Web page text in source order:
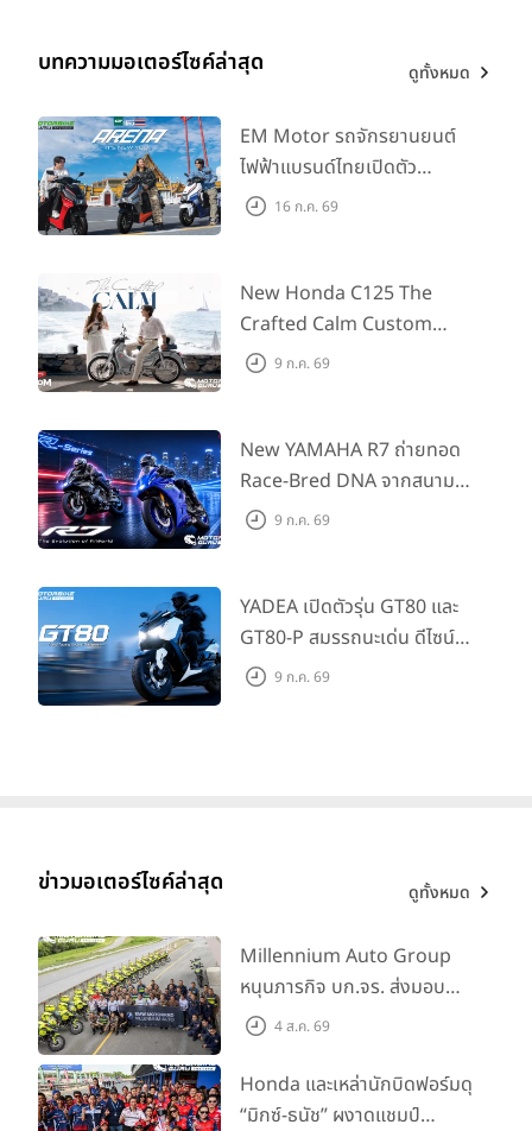
การแข่งขันเรซแรกในช่วงเช้าวันอาทิตย์ที่ 7 มิถุนายน เกมดำเนินไป
อย่างเข้มข้นโดย“มาร์วิน” ศรัณวัชร์ จิราวรรณรัตน์
เจ้าของตำแหน่งโพลโพสซิชั่นยังคงฟอร์มร้อนแรงต่อเนื่องคว้า
แชมป์ในเรซแรกไปครอง ตามมาด้วย
กล้าหมายเลข 13 และ“เปเปอร์” อนพัทย์ ดวงเจริญหมายเลข 14
ที่คว้าอันดับที่ 2 และ 3 ตามลำดับ
บทความมอเตอร์ไซค์ล่าสุด ดูทั้งหมด
EM Motor รถจักรยานยนต์
ไฟฟ้าแบรนด์ไทยเปิดตัว
ARENA ที่มาในราคาพิเศษ
555 คันแรกรับฟรี Adapter
Type2 ฟรี
16 ก.ค. 69
New Honda C125 The
Crafted Calm Custom
Edition ถ่ายทอดความคลาสสิ
House Flagship Store ทั่ว
ประเทศ
9 ก.ค. 69
New YAMAHA R7 ถ่ายทอด
Race-Bred DNA จากสนาม
แข่งสู่ซูเปอร์สปอร์ตคลาสกลาง
9 ก.ค. 69
YADEA เปิดตัวรุ่น GT80 และ
GT80-P สมรรถนะเด่น ดีไซน์หรู
ปลอดภัย ราคาเข้าถึงง่าย จด
9 ก.ค. 69
ข่าวมอเตอร์ไซค์ล่าสุด ดูทั้งหมด
Millennium Auto Group
หนุนภารกิจ บก.จร. ส่งมอบ
BMW R 1300 GS และ F 900
พร้อม ยกระดับทักษะการขับขี่
เสริมศักยภาพตำรวจจราจร
4 ส.ค. 69
Honda และเหล่านักบิดฟอร์มดุ
“มิกซ์-ธนัช” ผงาดแชมป์